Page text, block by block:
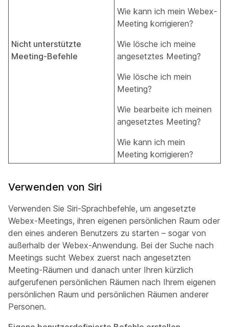
Nicht unterstützte
Meeting-Befehle
Wie kann ich mein Webex-
Meeting korrigieren?
Wie lösche ich meine
angesetztes Meeting?
Wie lösche ich mein
Meeting?
Wie bearbeite ich meinen
angesetztes Meeting?
Wie kann ich mein
Meeting korrigieren?
Verwenden von Siri
Verwenden Sie Siri-Sprachbefehle, um angesetzte
Webex-Meetings, ihren eigenen persönlichen Raum oder
den eines anderen Benutzers zu starten – sogar von
außerhalb der Webex-Anwendung. Bei der Suche nach
Meetings sucht Webex zuerst nach angesetzten
Meeting-Räumen und danach unter Ihren kürzlich
aufgerufenen persönlichen Räumen nach Ihrem eigenen
persönlichen Raum und persönlichen Räumen anderer
Personen.